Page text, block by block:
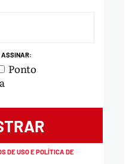
ASSINAR:
Ponto
DE USO E POLÍTICA DE